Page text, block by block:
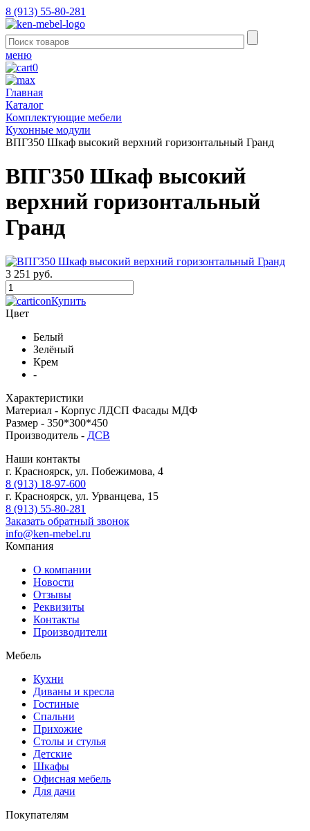
8 (913) 55-80-281
меню
0
Главная
Каталог
Комплектующие мебели
Кухонные модули
ВПГ350 Шкаф высокий верхний горизонтальный Гранд
ВПГ350 Шкаф высокий
верхний горизонтальный
Гранд
3 251 руб.
Купить
Цвет
Белый
Зелёный
Крем
-
Характеристики
Материал - Корпус ЛДСП Фасады МДФ
Размер - 350*300*450
Производитель - ДСВ
Наши контакты
г. Красноярск, ул. Побежимова, 4
8 (913) 18-97-600
г. Красноярск, ул. Урванцева, 15
8 (913) 55-80-281
Заказать обратный звонок
info@ken-mebel.ru
Компания
О компании
Новости
Отзывы
Реквизиты
Контакты
Производители
Мебель
Кухни
Диваны и кресла
Гостиные
Спальни
Прихожие
Столы и стулья
Детские
Шкафы
Офисная мебель
Для дачи
Покупателям